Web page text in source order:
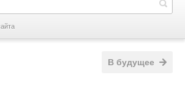
В будущее